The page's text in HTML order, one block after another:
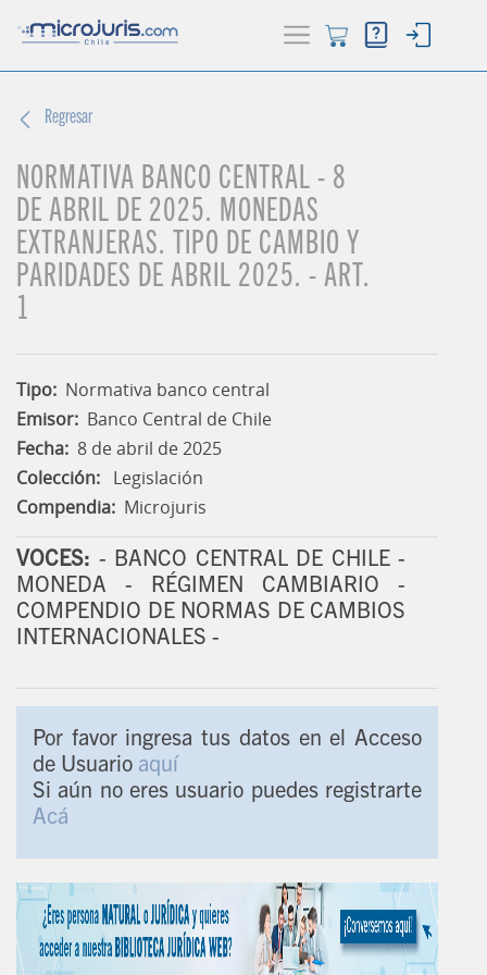
ACTUALIDAD
BUSCADOR
HERRAMIENTAS
Regresar
NORMATIVA BANCO CENTRAL - 8
DE ABRIL DE 2025. MONEDAS
EXTRANJERAS. TIPO DE CAMBIO Y
PARIDADES DE ABRIL 2025. - ART.
1
Tipo: Normativa banco central
Emisor: Banco Central de Chile
Fecha: 8 de abril de 2025
Colección: Legislación
Compendia: Microjuris
VOCES: - BANCO CENTRAL DE CHILE -
MONEDA - RÉGIMEN CAMBIARIO -
COMPENDIO DE NORMAS DE CAMBIOS
INTERNACIONALES -
Por favor ingresa tus datos en el Acceso
de Usuario aquí
Si aún no eres usuario puedes registrarte
Acá